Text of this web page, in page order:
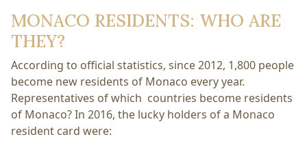
MONACO RESIDENTS: WHO ARE
THEY?
According to official statistics, since 2012, 1,800 people
become new residents of Monaco every year.
Representatives of which countries become residents
of Monaco? In 2016, the lucky holders of a Monaco
resident card were: